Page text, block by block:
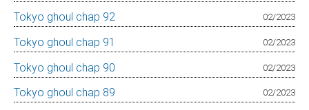
Tokyo ghoul chap 92 02/2023
Tokyo ghoul chap 91 02/2023
Tokyo ghoul chap 90 02/2023
Tokyo ghoul chap 89 02/2023